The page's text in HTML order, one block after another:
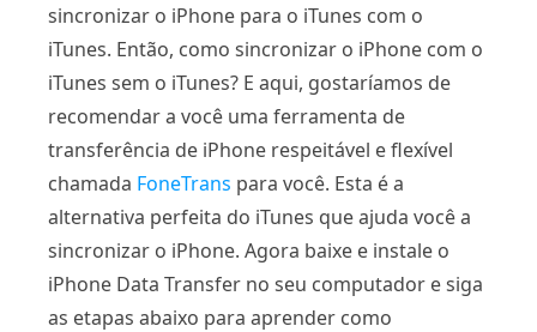
sincronizar o iPhone para o iTunes com o
iTunes. Então, como sincronizar o iPhone com o
iTunes sem o iTunes? E aqui, gostaríamos de
recomendar a você uma ferramenta de
transferência de iPhone respeitável e flexível
chamada FoneTrans para você. Esta é a
alternativa perfeita do iTunes que ajuda você a
sincronizar o iPhone. Agora baixe e instale o
iPhone Data Transfer no seu computador e siga
as etapas abaixo para aprender como